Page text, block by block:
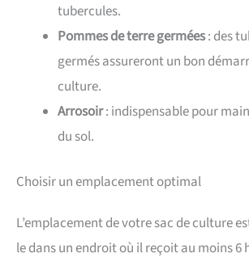
tubercules.
Pommes de terre germées: des
germés assureront un bon
culture.
Arrosoir: indispensable pour
du sol.
Choisir un emplacement optimal
L’emplacement de votre sac de culture
le dans un endroit où il reçoit au moins 6